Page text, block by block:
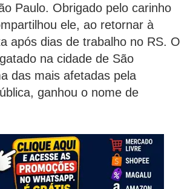
Paulo. Obrigado pelo carinho
ele, ao retornar à
após dias de trabalho no RS. O
na cidade de São
das mais afetadas pela
ganhou o nome de